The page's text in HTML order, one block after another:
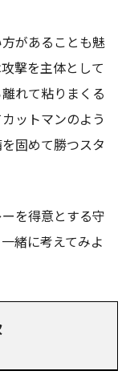
があることも魅
撃を主体として
れて粘りまくる
ットマンのよう
固めて勝つスタ
を得意とする守
緒に考えてみよ